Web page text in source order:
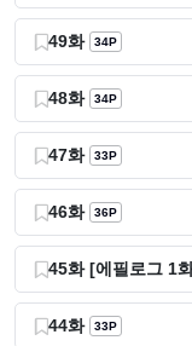
49화 34P
48화 34P
47화 33P
46화 36P
45화 [에필로그 1
44화 33P